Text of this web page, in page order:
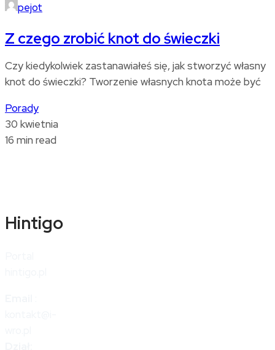
pejot
Z czego zrobić knot do świeczki
Czy kiedykolwiek zastanawiałeś się, jak stworzyć własny
knot do świeczki? Tworzenie własnych knota może być
Porady
30 kwietnia
16 min read
Hintigo